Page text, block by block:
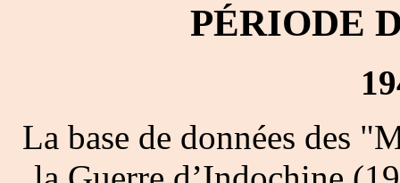
PÉRIODE
La base de données des